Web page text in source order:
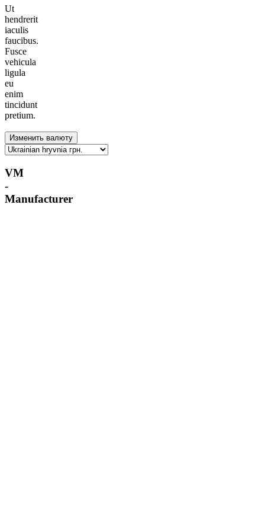
Ut
hendrerit
iaculis
faucibus.
Fusce
vehicula
ligula
eu
enim
tincidunt
pretium.
VM
-
Manufacturer